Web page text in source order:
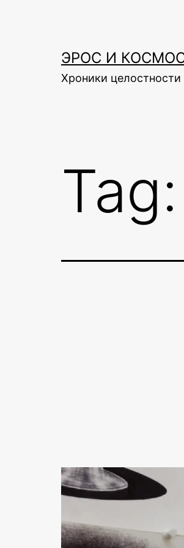
ЭРОС И
Хроники целостности
Tag: